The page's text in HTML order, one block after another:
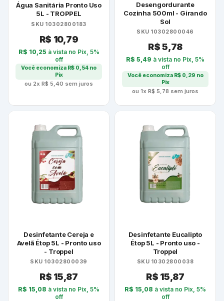
Água Sanitária Pronto Uso
5L - TROPPEL
SKU 10302800183
R$ 10,79
R$ 10,25 à vista no Pix, 5%
off
Você economiza R$ 0,54 no
Pix
ou 2x R$ 5,40 sem juros
Desengordurante
Cozinha 500ml - Girando
Sol
SKU 10302800046
R$5,78
R$ 5,49 à vista no Pix, 5%
off
Você economiza R$0,29 no
Pix
ou 1x R$ 5,78 sem juros
Desinfetante Cereja e
Avelã Étop 5L - Pronto uso
- Troppel
SKU 10302800039
R$ 15,87
R$ 15,08 à vista no Pix, 5%
off
Desinfetante Eucalipto
Étop 5L - Pronto uso -
Troppel
SKU 10302800038
R$ 15,87
R$ 15,08 à vista no Pix, 5%
off